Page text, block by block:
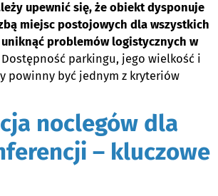
upewnić się, że obiekt dysponuje
miejsc postojowych dla wszystkich
problemów logistycznych w
Dostępność parkingu, jego wielkość i
powinny być jednym z kryteriów
noclegów dla
– kluczowe